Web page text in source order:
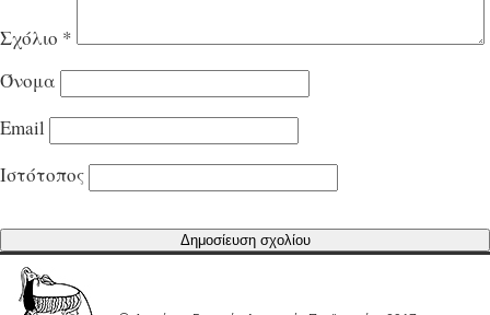
Σχόλιο *
Όνομα
Email
Ιστότοπος